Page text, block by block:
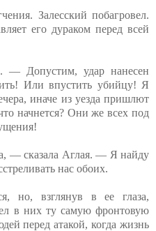
Залесский побагровел.
его дураком перед всей
Допустим, удар нанесен
Или впустить убийцу! Я
иначе из уезда пришлют
начнется? Они же всех под
— сказала Аглая. — Я найду
нас обоих.
но, взглянув в ее глаза,
в них ту самую фронтовую
перед атакой, когда жизнь